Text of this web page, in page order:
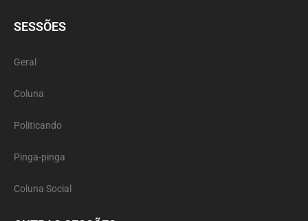
SESSÕES
Geral
Coluna
Politicando
Pinga-pinga
Coluna Social